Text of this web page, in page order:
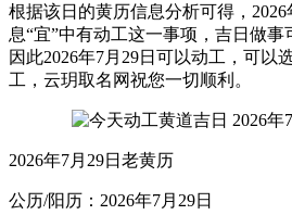
根据该日的黄历信息分析可得，
息“宜”中有动工这一事项，吉日做事
因此2026年7月29日可以动工，可以
工，云玥取名网祝您一切顺利。
2026年7月29日老黄历
公历/阳历：2026年7月29日